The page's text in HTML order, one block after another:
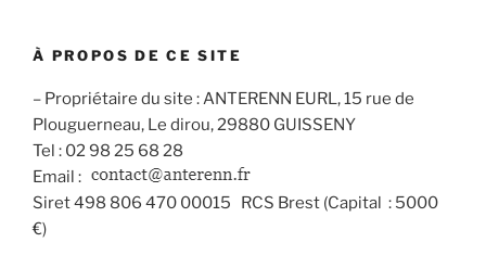
À PROPOS DE CE SITE
– Propriétaire du site : ANTERENN EURL, 15 rue de
Plouguerneau, Le dirou, 29880 GUISSENY
Tel : 02 98 25 68 28
Email :
Siret 498 806 470 00015 RCS Brest (Capital : 5000
€)